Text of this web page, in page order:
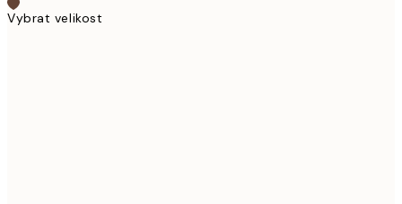
Vybrat velikost